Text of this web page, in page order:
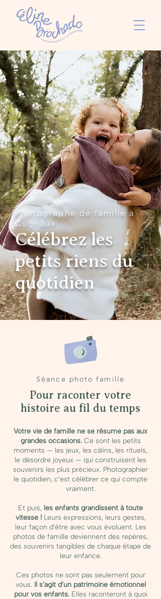
Photographe de famille à
Cugnaux
Célébrez les
petits riens du
quotidien
Séance photo famille
Pour raconter votre
histoire au fil du temps
Votre vie de famille ne se résume pas aux
grandes occasions.Ce sont les petits
moments — les jeux, les câlins, les rituels,
le désordre joyeux — qui construisent les
souvenirs les plus précieux. Photographier
le quotidien, c’est célébrer ce qui compte
vraiment.
Et puis, les enfants grandissent à toute
vitesse !Leurs expressions, leurs gestes,
leur façon d’être avec vous évoluent. Les
photos de famille deviennent des repères,
des souvenirs tangibles de chaque étape de
leur enfance.
Ces photos ne sont pas seulement pour
vous. Il s’agit d’un patrimoine émotionnel
pour vos enfants. Elles raconteront à quoi